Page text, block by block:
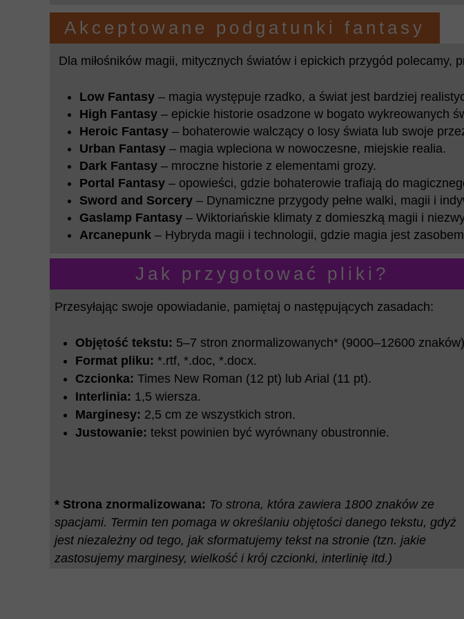
Przesyłając swoje opowiadanie, pamiętaj o następujących zasadach:
Objętość tekstu: 5–7 stron znormalizowanych* (9000–12600
Format pliku: *.rtf, *.doc, *.docx.
Czcionka: Times New Roman (12 pt) lub Arial (11 pt).
Interlinia: 1,5 wiersza.
Marginesy: 2,5 cm ze wszystkich stron.
Justowanie: tekst powinien być wyrównany obustronnie.
* Strona znormalizowana: To strona, która zawiera 1800 znaków ze
spacjami. Termin ten pomaga w określaniu objętości danego tekstu, gdyż
jest niezależny od tego, jak sformatujemy tekst na stronie (tzn. jakie
zastosujemy marginesy, wielkość i krój czcionki, interlinię itd.)
Jak przygotować pliki?
Dla miłośników magii, mitycznych światów i epickich przygód polecamy,
Low Fantasy – magia występuje rzadko, a świat jest bardziej
High Fantasy – epickie historie osadzone w bogato wykreowanych
Heroic Fantasy – bohaterowie walczący o losy świata lub swoje
Urban Fantasy – magia wpleciona w nowoczesne, miejskie realia.
Dark Fantasy – mroczne historie z elementami grozy.
Portal Fantasy – opowieści, gdzie bohaterowie trafiają do
Sword and Sorcery – Dynamiczne przygody pełne walki, magii i
Gaslamp Fantasy – Wiktoriańskie klimaty z domieszką magii i
Arcanepunk – Hybryda magii i technologii, gdzie magia jest
Akceptowane podgatunki fantasy